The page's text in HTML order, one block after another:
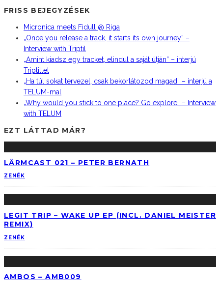
FRISS BEJEGYZÉSEK
Micronica meets Fidull @ Riga
„Once you release a track, it starts its own journey” –
Interview with Triptil
„Amint kiadsz egy tracket, elindul a saját útján” – interjú
Triptillel
„Ha túl sokat tervezel, csak bekorlátozod magad” – interjú a
TELUM-mal
„Why would you stick to one place? Go explore” – Interview
with TELUM
EZT LÁTTAD MÁR?
LÄRMCAST 021 – PETER BERNATH
ZENÉK
LEGIT TRIP – WAKE UP EP (INCL. DANIEL MEISTER
REMIX)
ZENÉK
AMBOS – AMB009